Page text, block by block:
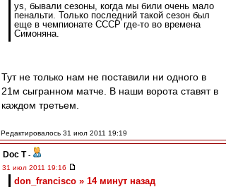
ys, бывали сезоны, когда мы били очень мало
пенальти. Только последний такой сезон был
еще в чемпионате СССР где-то во времена
Симоняна.
Тут не только нам не поставили ни одного в
21м сыгранном матче. В наши ворота ставят в
каждом третьем.
Редактировалось 31 июл 2011 19:19
Doc T -
31 июл 2011 19:16
don_francisco » 14 минут назад